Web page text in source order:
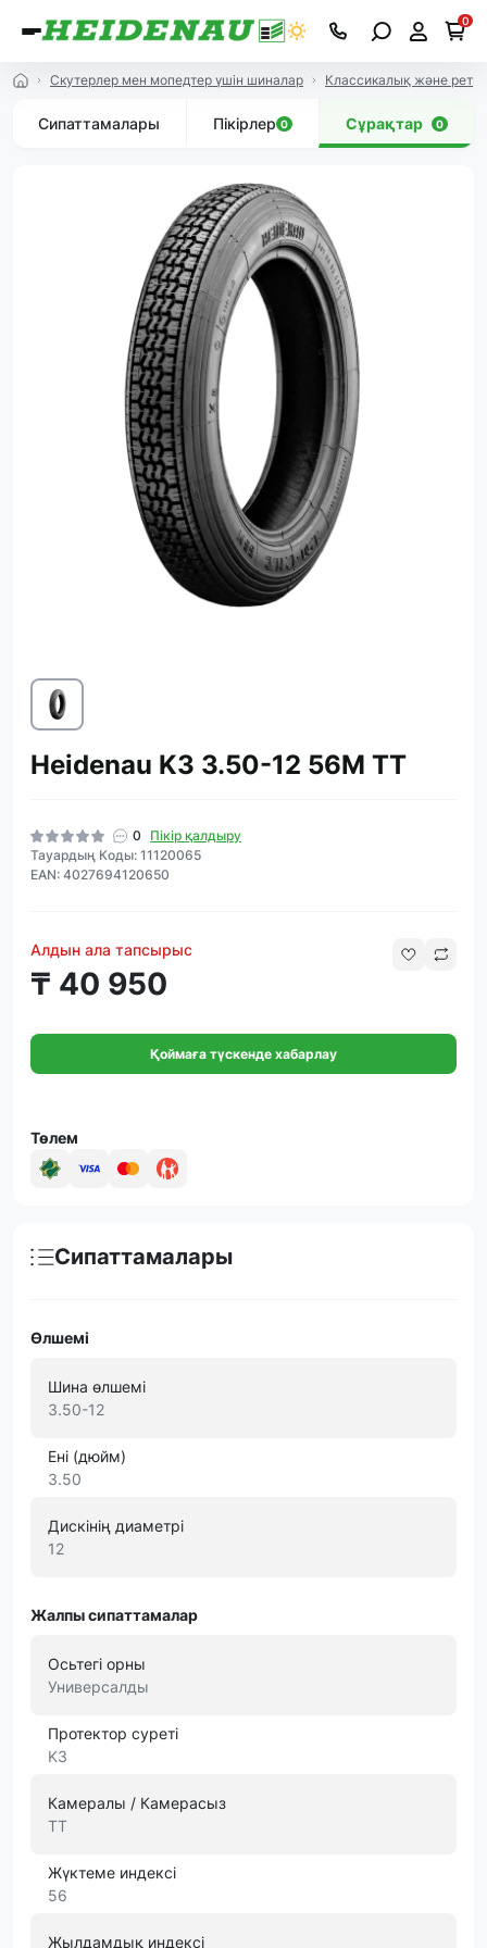
0
Скутерлер мен мопедтер үшін шиналар Классикалық және
Сипаттамалары Пікірлер 0 Сұрақтар 0
Heidenau K3 3.50-12 56M TT
0
Пікір қалдыру
Тауардың Коды: 11120065
EAN: 4027694120650
Алдын ала тапсырыс
₸ 40 950
Қоймаға түскенде хабарлау
Төлем
Сипаттамалары
Өлшемі
Шина өлшемі
3.50-12
Ені (дюйм)
3.50
Дискінің диаметрі
12
Жалпы сипаттамалар
Осьтегі орны
Универсалды
Протектор суреті
K3
Камералы / Камерасыз
TT
Жүктеме индексі
56
Жылдамдық индексі